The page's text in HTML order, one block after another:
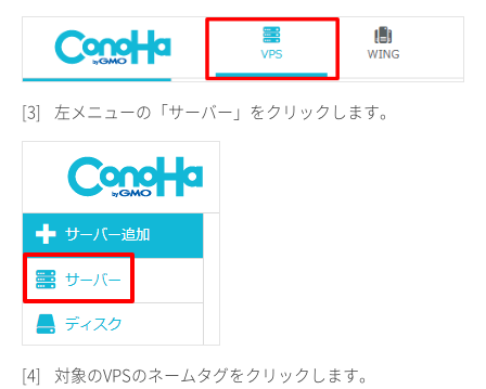
[3] 左メニューの「サーバー」をクリックします。
[4] 対象のVPSのネームタグをクリックします。